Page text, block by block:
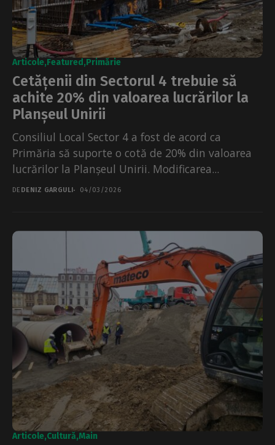
Articole Featured Primărie
Cetățenii din Sectorul 4 trebuie să
achite 20% din valoarea lucrărilor la
Planșeul Unirii
Consiliul Local Sector 4 a fost de acord ca
Primăria să suporte o cotă de 20% din valoarea
lucrărilor la Planșeul Unirii. Modificarea...
DE DENIZ GARGULI 04/03/2026
Articole Cultură Main